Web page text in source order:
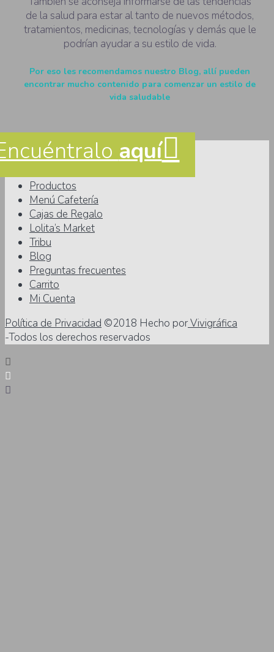
de la salud para estar al tanto de nuevos métodos,
tratamientos, medicinas, tecnologías y demás que le
podrían ayudar a su estilo de vida.
Por eso les recomendamos nuestro Blog, allí pueden
encontrar mucho contenido para comenzar un estilo de
vida saludable
aquí
Facebook YouTube
Instagram
Productos
Menú Cafetería
Cajas de Regalo
Lolita’s Market
Tribu
Blog
Preguntas frecuentes
Carrito
Mi Cuenta
Política de Privacidad ©2018 Hecho porVivigráfica
-Todos los derechos reservados